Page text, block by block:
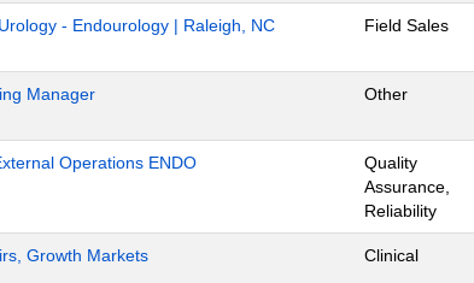
- Endourology | Raleigh, NC Field Sales
Manager Other
Operations ENDO
Quality
Assurance,
Reliability
Growth Markets Clinical